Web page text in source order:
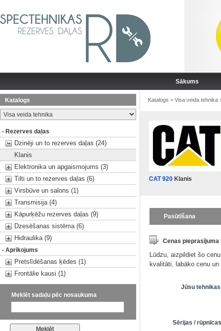
Sākums
Katalogs
- Rezerves daļas
Dzinēji un to rezerves daļas (24)
Klanis
Elektronika un apgaismojums (3)
Tilti un to rezerves daļas (6)
Virsbūve un salons (1)
Transmisija (4)
Kāpurķēžu rezerves daļas (9)
Dzesēšanas sistēma (6)
Hidraulika (9)
- Aprīkojums
Pretslīdēšanas ķēdes (1)
Frontālie kausi (1)
Meklēt sadaļu pēc nosaukuma
Katalogs > Visa veida tehnika
CAT 920 Klanis
Pasūtīšana
Cenas pieprasījuma
Lūdzu, aizpildiet šo
kvalitāti, labāko cenu
Jūsu
Sērijas /